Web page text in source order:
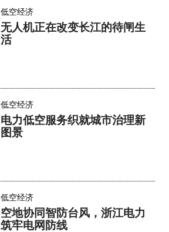
低空经济
无人机正在改变长江的待闸生
活
低空经济
电力低空服务织就城市治理新
图景
低空经济
空地协同智防台风，浙江电力
筑牢电网防线